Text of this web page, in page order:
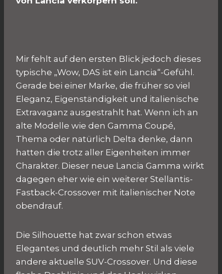
Mir fehlt auf den ersten Blick jedoch dieses
typische „Wow, DAS ist ein Lancia“-Gefühl.
Gerade bei einer Marke, die früher so viel
Eleganz, Eigenständigkeit und italienische
Extravaganz ausgestrahlt hat. Wenn ich an
alte Modelle wie den Gamma Coupé,
Thema oder natürlich Delta denke, dann
hatten die trotz aller Eigenheiten immer
Charakter. Dieser neue Lancia Gamma wirkt
dagegen eher wie ein weiterer Stellantis-
Fastback-Crossover mit italienischer Note
obendrauf.
Die Silhouette hat zwar schon etwas
Elegantes und deutlich mehr Stil als viele
andere aktuelle SUV-Crossover. Und diese